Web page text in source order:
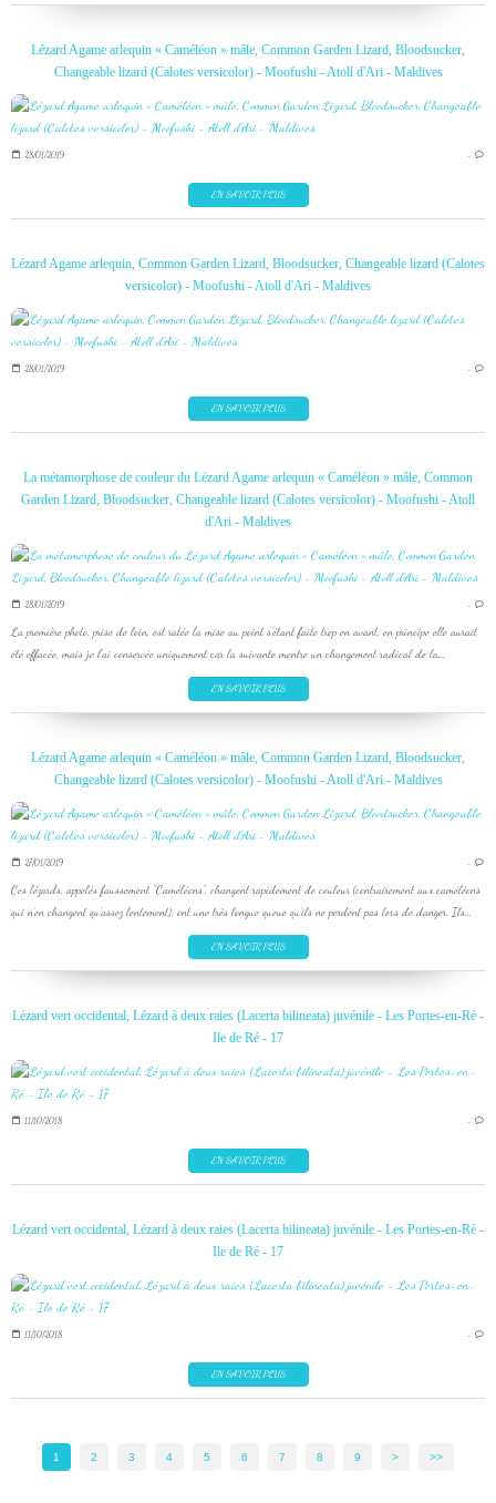
Lézard Agame arlequin « Caméléon » mâle, Common Garden Lizard, Bloodsucker,
Changeable lizard (Calotes versicolor) - Moofushi - Atoll d'Ari - Maldives
28/01/2019 …
EN SAVOIR PLUS
Lézard Agame arlequin, Common Garden Lizard, Bloodsucker, Changeable lizard (Calotes
versicolor) - Moofushi - Atoll d'Ari - Maldives
28/01/2019 …
EN SAVOIR PLUS
La métamorphose de couleur du Lézard Agame arlequin « Caméléon » mâle, Common
Garden Lizard, Bloodsucker, Changeable lizard (Calotes versicolor) - Moofushi - Atoll
d'Ari - Maldives
28/01/2019 …
La première photo, prise de loin, est ratée la mise au point s'étant faite trop en avant, en principe elle aurait
été effacée, mais je l'ai conservée uniquement car la suivante montre un changement radical de la...
EN SAVOIR PLUS
Lézard Agame arlequin « Caméléon » mâle, Common Garden Lizard, Bloodsucker,
Changeable lizard (Calotes versicolor) - Moofushi - Atoll d'Ari - Maldives
27/01/2019 …
Ces lézards, appelés faussement "Caméléons", changent rapidement de couleur (contrairement aux caméléons
qui n'en changent qu'assez lentement), ont une très longue queue qu'ils ne perdent pas lors de danger. Ils...
EN SAVOIR PLUS
Lézard vert occidental, Lézard à deux raies (Lacerta bilineata) juvénile - Les Portes-en-Ré -
Ile de Ré - 17
11/10/2018 …
EN SAVOIR PLUS
Lézard vert occidental, Lézard à deux raies (Lacerta bilineata) juvénile - Les Portes-en-Ré -
Ile de Ré - 17
11/10/2018 …
EN SAVOIR PLUS
1 2 3 4 5 6 7 8 9 > >>